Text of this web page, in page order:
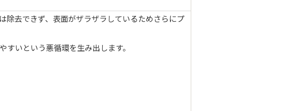
除去できず、表面がザラザラしているためさらにプ
いという悪循環を生み出します。